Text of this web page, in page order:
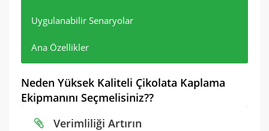
Uygulanabilir Senaryolar
Ana Özellikler
bir çikolata tabakası elde etmesini sağlayabilir,
Bitmiş ürünün görünümünü ve tadını
endüstriyel üretim hatlarına kadar her şey için
uygundur.
Çeşitli hammaddelerle uyumlu
Temizlemesi ve bakımı kolaydır
Neden Yüksek Kaliteli Çikolata Kaplama
Ekipmanını Seçmelisiniz??
Verimliliği Artırın